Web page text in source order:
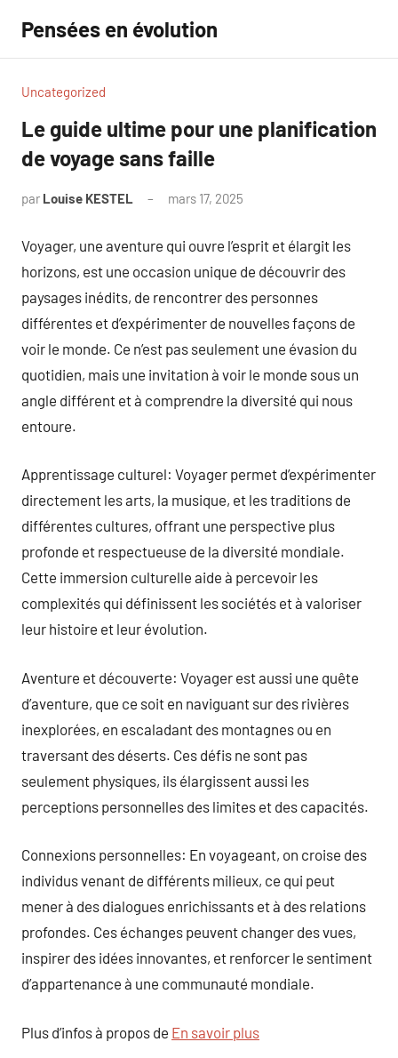
contenu
Pensées en évolution
Uncategorized
Le guide ultime pour une planification
de voyage sans faille
par Louise KESTEL mars 17, 2025
Voyager, une aventure qui ouvre l’esprit et élargit les
horizons, est une occasion unique de découvrir des
paysages inédits, de rencontrer des personnes
différentes et d’expérimenter de nouvelles façons de
voir le monde. Ce n’est pas seulement une évasion du
quotidien, mais une invitation à voir le monde sous un
angle différent et à comprendre la diversité qui nous
entoure.
Apprentissage culturel: Voyager permet d’expérimenter
directement les arts, la musique, et les traditions de
différentes cultures, offrant une perspective plus
profonde et respectueuse de la diversité mondiale.
Cette immersion culturelle aide à percevoir les
complexités qui définissent les sociétés et à valoriser
leur histoire et leur évolution.
Aventure et découverte: Voyager est aussi une quête
d’aventure, que ce soit en naviguant sur des rivières
inexplorées, en escaladant des montagnes ou en
traversant des déserts. Ces défis ne sont pas
seulement physiques, ils élargissent aussi les
perceptions personnelles des limites et des capacités.
Connexions personnelles: En voyageant, on croise des
individus venant de différents milieux, ce qui peut
mener à des dialogues enrichissants et à des relations
profondes. Ces échanges peuvent changer des vues,
inspirer des idées innovantes, et renforcer le sentiment
d’appartenance à une communauté mondiale.
Plus d’infos à propos de En savoir plus